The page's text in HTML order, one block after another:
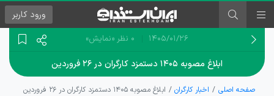
ورود کاربر
۱۴۰۵/۰۱/۲۶ 0 نظر «نمایش»
ابلاغ مصوبه ۱۴۰۵ دستمزد کارگران در ۲۶ فروردین
صفحه اصلی اخبار کارگران ابلاغ مصوبه ۱۴۰۵ دستمزد کارگران در ۲۶ فروردین